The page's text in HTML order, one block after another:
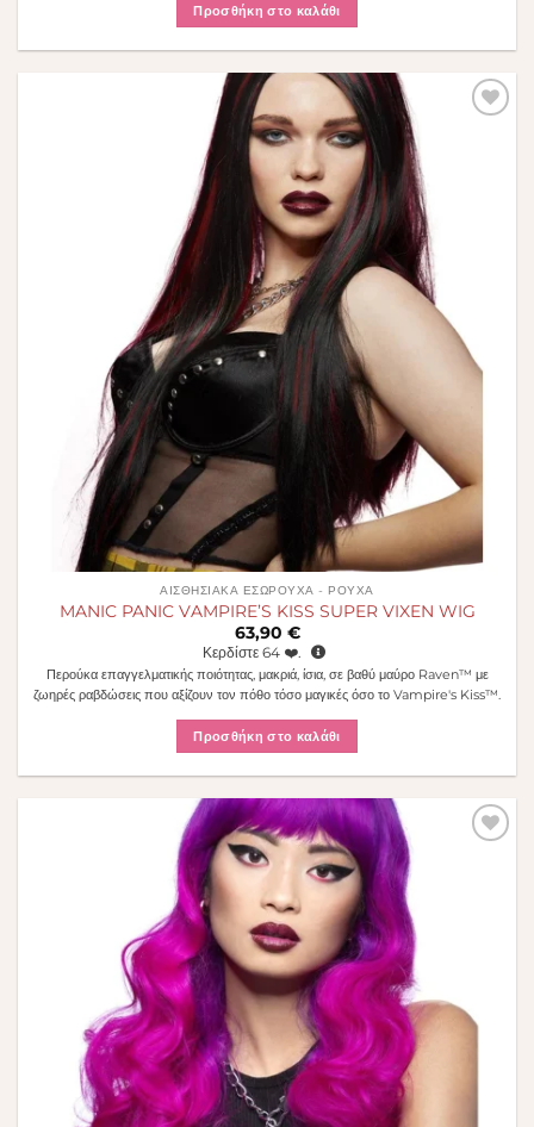
Προσθήκη στο καλάθι
ΑΙΣΘΗΣΙΑΚΆ ΕΣΏΡΟΥΧΑ - ΡΟΎΧΑ
MANIC PANIC VAMPIRE’S KISS SUPER VIXEN WIG
63,90 €
Κερδίστε 64 ❤️.
Περούκα επαγγελματικής ποιότητας, μακριά, ίσια, σε βαθύ μαύρο Raven™ με
ζωηρές ραβδώσεις που αξίζουν τον πόθο τόσο μαγικές όσο το Vampire's Kiss™.
Προσθήκη στο καλάθι